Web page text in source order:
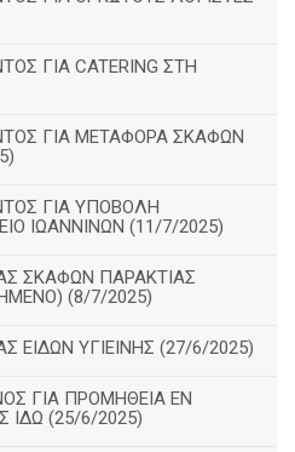
ΓΙΑ CATERING ΣΤΗ
ΓΙΑ ΜΕΤΑΦΟΡΑ ΣΚΑΦΩΝ
ΓΙΑ ΥΠΟΒΟΛΗ
ΙΩΑΝΝΙΝΩΝ (11/7/2025)
ΣΚΑΦΩΝ ΠΑΡΑΚΤΙΑΣ
(8/7/2025)
ΕΙΔΩΝ ΥΓΙΕΙΝΗΣ (27/6/2025)
ΓΙΑ ΠΡΟΜΗΘΕΙΑ ΕΝ
ΙΔΩ (25/6/2025)